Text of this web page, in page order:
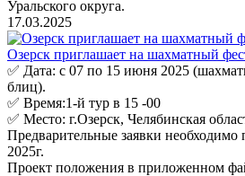
Уральского округа.
17.03.2025
Озерск приглашает на шахматный
✅ Дата: с 07 по 15 июня 2025
блиц).
✅ Время:1-й тур в 15 -00
✅ Место: г.Озерск, Челябинская
Предварительные заявки необходимо
2025г.
Проект положения в приложенном